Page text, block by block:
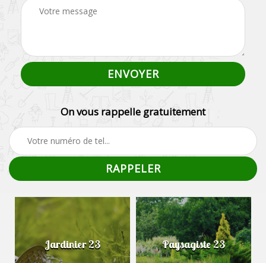
On vous rappelle gratuitement
Jardinier 23 Paysagiste 23